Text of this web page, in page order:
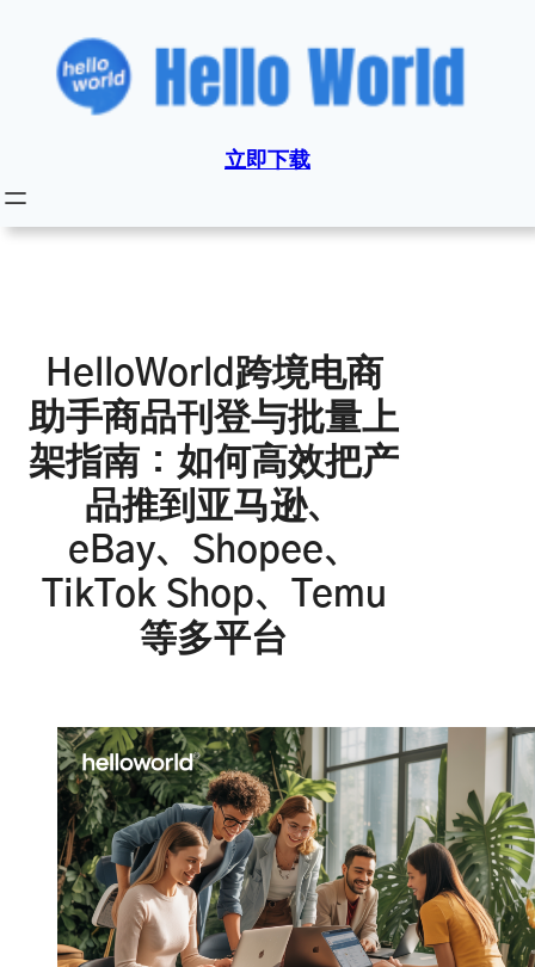
立即下载
HelloWorld跨境电商
助手商品刊登与批量上
架指南：如何高效把产
品推到亚马逊、
eBay、Shopee、
TikTok Shop、Temu
等多平台